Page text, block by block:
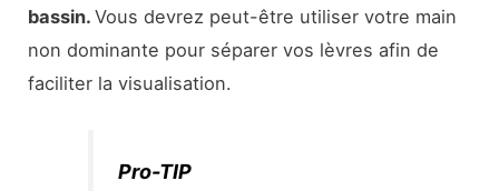
bassin.Vous devrez peut-être utiliser votre main
non dominante pour séparer vos lèvres afin de
faciliter la visualisation.
Pro-TIP